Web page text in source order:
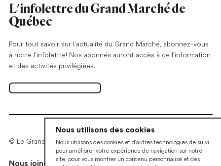
Nous utilisons des cookies
Nous utilisons des cookies et d'autres technologies de suivi
pour améliorer votre expérience de navigation sur notre
site, pour vous montrer un contenu personnalisé et des
L'infolettre du Grand Marché de
Québec
Pour tout savoir sur l'actualité du Grand Marché, abonnez-vous
à notre l’infolettre! Nos abonnés auront accès à de l’information
et des activités privilégiées.
S'abonner à l'infolettreOuvrir dans un nouvel onglet
© Le Grand Marché de Québec • 2026
Nous joindre Devenir marchandPolitiques